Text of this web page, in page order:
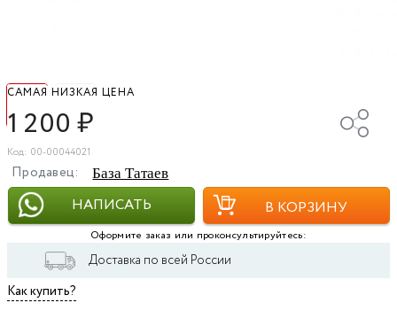
САМАЯ НИЗКАЯ ЦЕНА
1 200₽
Код: 00-00044021
Продавец: База Татаев
НАПИСАТЬ В КОРЗИНУ
Оформите заказ или проконсультируйтесь:
Доставка по всей России
Как купить?